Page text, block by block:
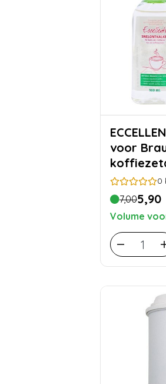
ECCELLENTE
voor
0
7,005,90
Volume